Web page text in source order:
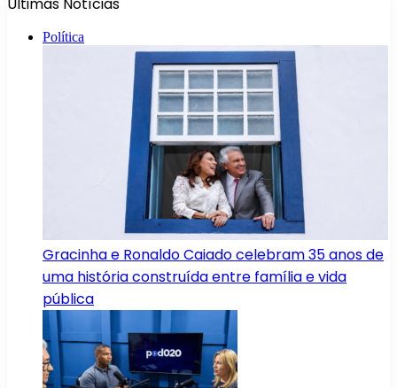
Política
Gracinha e Ronaldo Caiado celebram 35 anos de
uma história construída entre família e vida
pública